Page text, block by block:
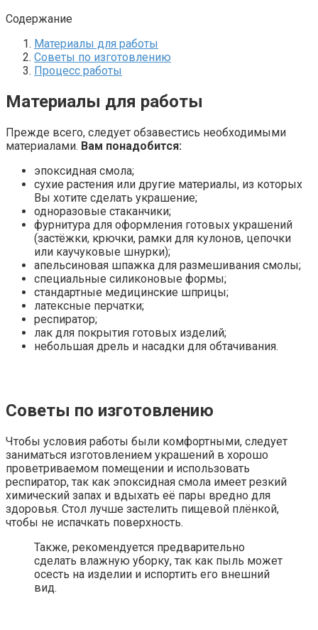
Содержание
Материалы для работы
Советы по изготовлению
Процесс работы
Материалы для работы
Прежде всего, следует обзавестись необходимыми
материалами. Вам понадобится:
эпоксидная смола;
сухие растения или другие материалы, из которых
Вы хотите сделать украшение;
одноразовые стаканчики;
фурнитура для оформления готовых украшений
(застёжки, крючки, рамки для кулонов, цепочки
или каучуковые шнурки);
апельсиновая шпажка для размешивания смолы;
специальные силиконовые формы;
стандартные медицинские шприцы;
латексные перчатки;
респиратор;
лак для покрытия готовых изделий;
небольшая дрель и насадки для обтачивания.
Советы по изготовлению
Чтобы условия работы были комфортными, следует
заниматься изготовлением украшений в хорошо
проветриваемом помещении и использовать
респиратор, так как эпоксидная смола имеет резкий
химический запах и вдыхать её пары вредно для
здоровья. Стол лучше застелить пищевой плёнкой,
чтобы не испачкать поверхность.
Также, рекомендуется предварительно
сделать влажную уборку, так как пыль может
осесть на изделии и испортить его внешний
вид.